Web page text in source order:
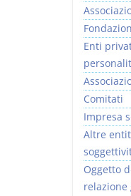
Enti
Comitati
Impresa
Altre
Oggetto